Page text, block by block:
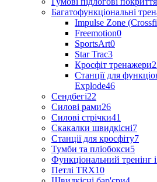
Багатофункціональні
Impulse Zone
Freemotion0
SportsArt0
Star Trac3
Кросфіт тренажери
Станції для
Explode46
Сендбегі22
Силові рами26
Силові стрічки41
Скакалки швидкісні7
Станції для кросфіту7
Тумби та пліобокси5
Функціональний тренінг
Петлі TRX10